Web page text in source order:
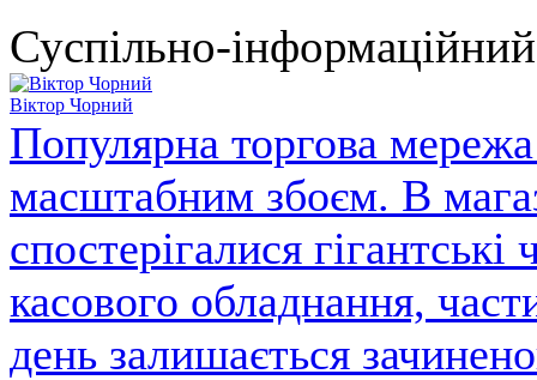
Суспільно-
Віктор Чорний
Популярна торгова
масштабним збоєм. В
спостерігалися
касового обладнання,
день залишається